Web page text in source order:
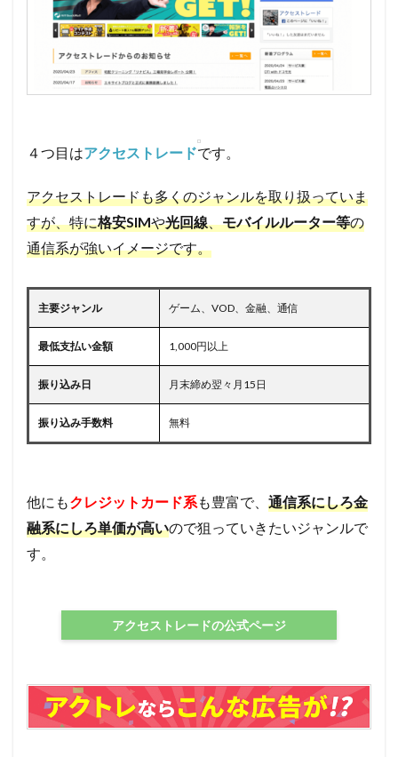
４つ目はアクセストレードです。
アクセストレードも多くのジャンルを取り扱っていま
すが、特に格安SIMや光回線、モバイルルーター等の
通信系が強いイメージです。
主要ジャンル ゲーム、VOD、金融、通信
最低支払い金額 1,000円以上
振り込み日 月末締め翌々月15日
振り込み手数料 無料
他にもクレジットカード系も豊富で、 通信系にしろ金
融系にしろ単価が高いので狙っていきたいジャンルで
す。
アクセストレードの公式ページ